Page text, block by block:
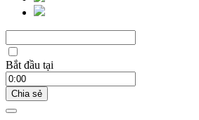
Bắt đầu tại
Chia sẻ